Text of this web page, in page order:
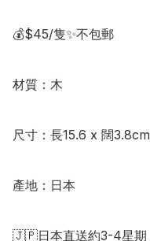
💰$45/隻✨不包郵
材質：木
尺寸：長15.6 x 闊3.8cm
產地：日本
🇯🇵日本直送約3-4星期